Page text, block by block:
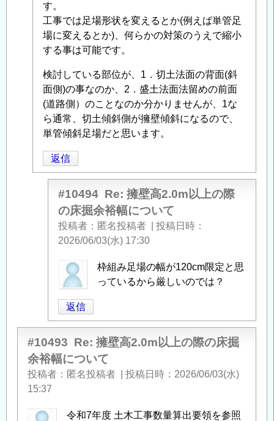
稿
者
に
よ
「Re:
擁
壁
高
2.0m
以
上
の
い
て」
へ
の
返
す。
工事では足場形状を変えるとか(例えば単管足
場に変えるとか)、何らかの対策のうえで縮小
する事は可能です。
検討している部位が、1．切土法面の背面(斜
面側)の事なのか、2．盛土法面法留めの前面
(道路側）のことなのか分かりませんが、1な
ら通常、切土傾斜側が擁壁傾斜になるので、
単管傾斜足場だと思います。
返信
#10494 Re: 擁壁高2.0m以上の際
の床掘余裕幅について
投稿者 匿名投稿者
投稿日時
2026/06/03(水) 17:30
匿
名
稿
者
に
よ
る
壁
枠組み足場の幅が120cm限定と思
っているから厳しいのでは？
返信
#10493 Re: 擁壁高2.0m以上の際の床掘
余裕幅について
投稿者 匿名投稿者 投稿日時
2026/06/03(水)
15:37
令和7年度 土木工事数量算出要領を参照